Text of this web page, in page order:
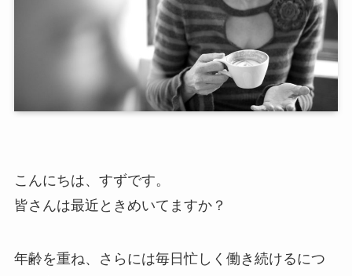
こんにちは、すずです。
皆さんは最近ときめいてますか？
年齢を重ね、さらには毎日忙しく働き続けるにつ